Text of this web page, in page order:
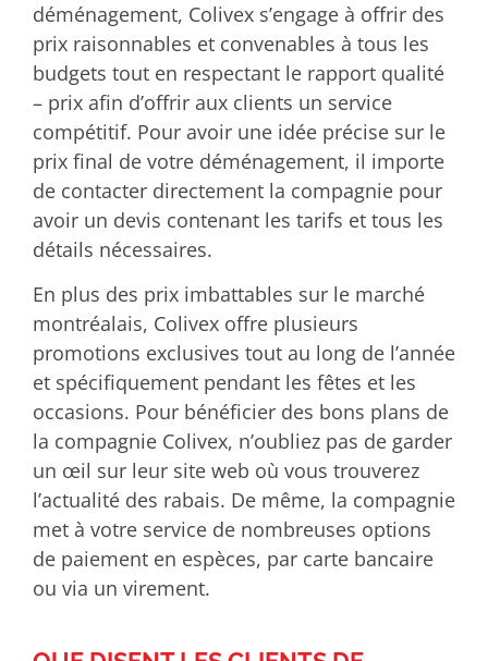
déménagement, Colivex s’engage à offrir des
prix raisonnables et convenables à tous les
budgets tout en respectant le rapport qualité
– prix afin d’offrir aux clients un service
compétitif. Pour avoir une idée précise sur le
prix final de votre déménagement, il importe
de contacter directement la compagnie pour
avoir un devis contenant les tarifs et tous les
détails nécessaires.
En plus des prix imbattables sur le marché
montréalais, Colivex offre plusieurs
promotions exclusives tout au long de l’année
et spécifiquement pendant les fêtes et les
occasions. Pour bénéficier des bons plans de
la compagnie Colivex, n’oubliez pas de garder
un œil sur leur site web où vous trouverez
l’actualité des rabais. De même, la compagnie
met à votre service de nombreuses options
de paiement en espèces, par carte bancaire
ou via un virement.